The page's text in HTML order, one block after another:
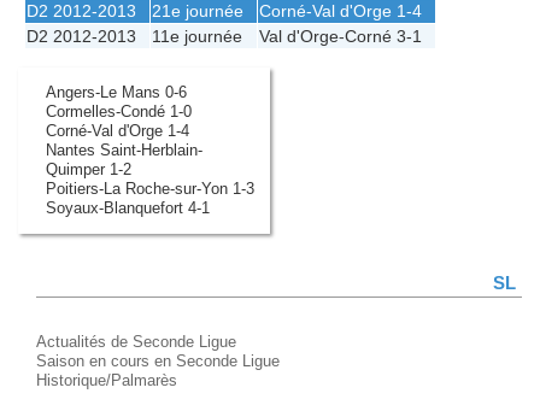
D2 2012-2013 21e journée Corné-Val d'Orge 1-4
D2 2012-2013
11e journée Val d'Orge-Corné 3-1
Angers-Le Mans 0-6
Cormelles-Condé 1-0
Corné-Val d'Orge 1-4
Nantes Saint-Herblain-
Quimper 1-2
Poitiers-La Roche-sur-Yon 1-3
Soyaux-Blanquefort 4-1
SL
Actualités de Seconde Ligue
Saison en cours en Seconde Ligue
Historique/Palmarès